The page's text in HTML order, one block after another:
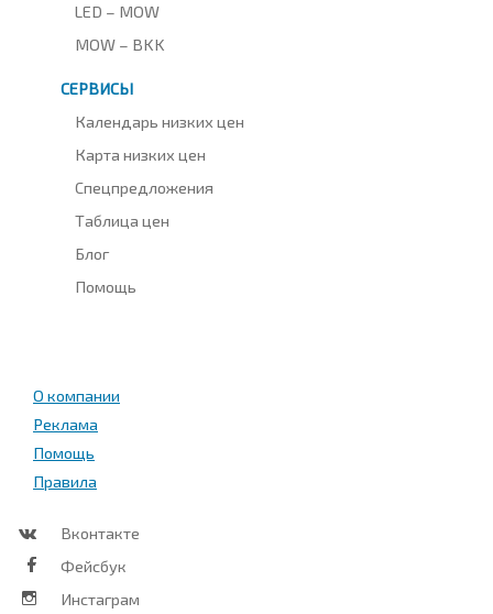
LED – MOW
MOW – BKK
СЕРВИСЫ
Календарь низких цен
Карта низких цен
Спецпредложения
Таблица цен
Блог
Помощь
О компании
Реклама
Помощь
Правила
Вконтакте
Фейсбук
Инстаграм